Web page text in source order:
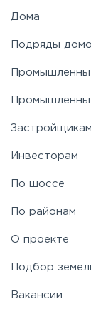
Дома
Подряды
Застройщикам
Инвесторам
По шоссе
По районам
О проекте
Подбор
Вакансии